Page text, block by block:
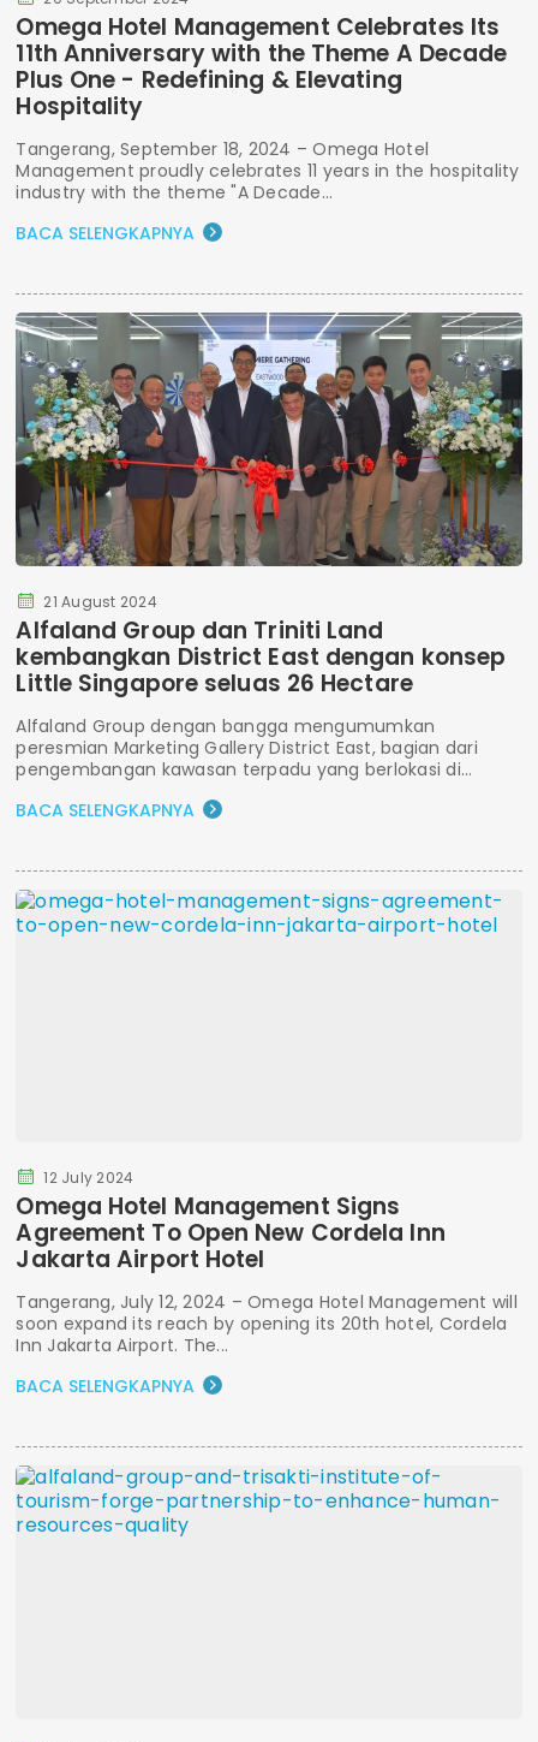
Omega Hotel Management Celebrates Its
11th Anniversary with the Theme A Decade
Plus One - Redefining & Elevating
Hospitality
Tangerang, September 18, 2024 – Omega Hotel
Management proudly celebrates 11 years in the hospitality
industry with the theme "A Decade...
BACA SELENGKAPNYA
21 August 2024
Alfaland Group dan Triniti Land
kembangkan District East dengan konsep
Little Singapore seluas 26 Hectare
Alfaland Group dengan bangga mengumumkan
peresmian Marketing Gallery District East, bagian dari
pengembangan kawasan terpadu yang berlokasi di...
BACA SELENGKAPNYA
12 July 2024
Omega Hotel Management Signs
Agreement To Open New Cordela Inn
Jakarta Airport Hotel
Tangerang, July 12, 2024 – Omega Hotel Management will
soon expand its reach by opening its 20th hotel, Cordela
Inn Jakarta Airport. The...
BACA SELENGKAPNYA